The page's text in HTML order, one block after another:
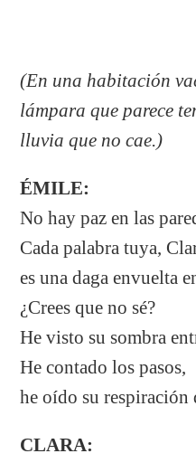
(En una habitación
lámpara que parece
lluvia que no cae.)
ÉMILE:
No hay paz en las
Cada palabra tuya,
es una daga envuelta
¿Crees que no sé?
He visto su sombra
He contado los pasos,
he oído su respiración
CLARA: